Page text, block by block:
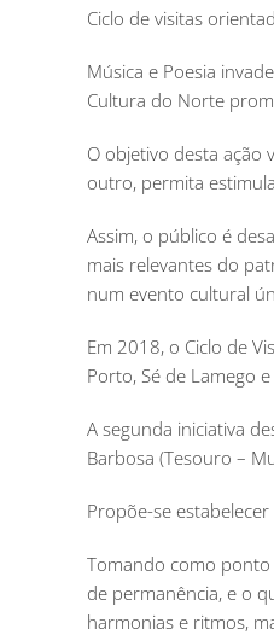
Ciclo de visitas
Música e Poesia
Cultura do Norte
O objetivo desta ação
outro, permita
Assim, o público é
mais relevantes do
num evento cultural
Em 2018, o Ciclo de
Porto, Sé de Lamego
A segunda iniciativa
Barbosa (Tesouro –
Propõe-se
Tomando como ponto
de permanência, e o
harmonias e ritmos,